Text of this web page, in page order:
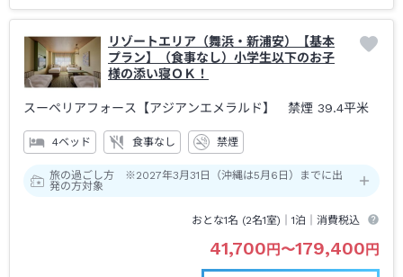
リゾートエリア（舞浜・新浦安）【基本
プラン】（食事なし）小学生以下のお子
様の添い寝ＯＫ！
スーペリアフォース【アジアンエメラルド】 禁煙 39.4平米
4ベッド 食事なし 禁煙
旅の過ごし方 ※2027年3月31日（沖縄は5月6日）までに出
発の方対象
おとな1名 (2名1室)｜1泊 ｜消費税込
41,700 円 〜179,400 円